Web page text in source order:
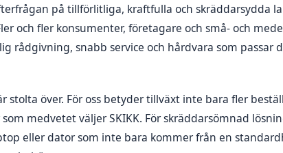
på tillförlitliga, kraftfulla och skräddarsydda
och fler konsumenter, företagare och små- och
rådgivning, snabb service och hårdvara som passar
stolta över. För oss betyder tillväxt inte bara fler
medvetet väljer SKIKK. För skräddarsömnad
eller dator som inte bara kommer från en